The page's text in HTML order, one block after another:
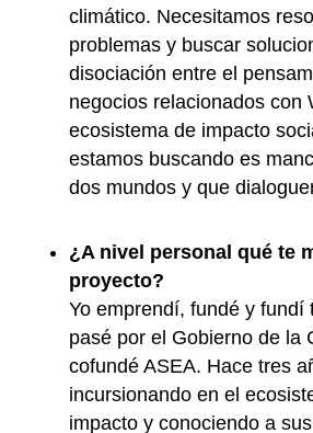
climático. Necesitamos
problemas y buscar
disociación entre el
negocios relacionados con
ecosistema de impacto
estamos buscando es
dos mundos y que
¿A nivel personal qué te
proyecto?
Yo emprendí, fundé y fundí
pasé por el Gobierno de la
cofundé ASEA. Hace tres
incursionando en el
impacto y conociendo a